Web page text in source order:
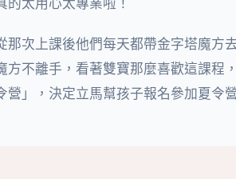
那次上課後他們每天都帶金字塔魔方
不離手，看著雙寶那麼喜歡這課程
」，決定立馬幫孩子報名參加夏令